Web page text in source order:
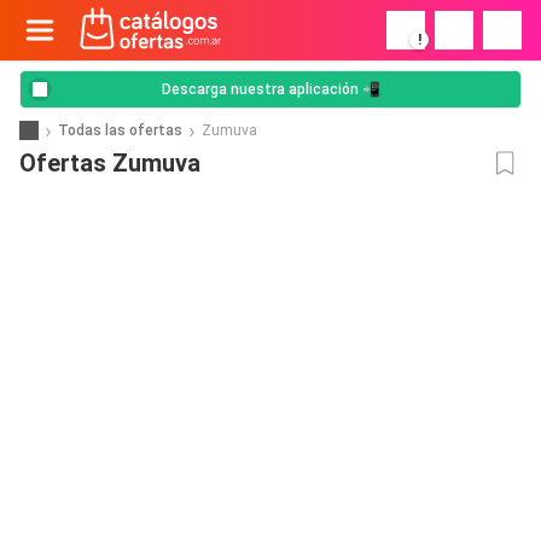
!
Descarga nuestra aplicación 📲
Todas las ofertas Zumuva
Ofertas Zumuva